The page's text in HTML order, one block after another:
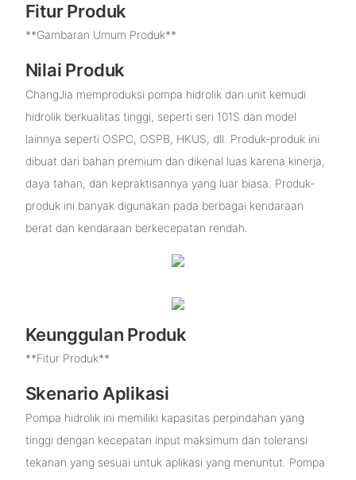
Fitur Produk
**Gambaran Umum Produk**
Nilai Produk
ChangJia memproduksi pompa hidrolik dan unit kemudi
hidrolik berkualitas tinggi, seperti seri 101S dan model
lainnya seperti OSPC, OSPB, HKUS, dll. Produk-produk ini
dibuat dari bahan premium dan dikenal luas karena kinerja,
daya tahan, dan kepraktisannya yang luar biasa. Produk-
produk ini banyak digunakan pada berbagai kendaraan
berat dan kendaraan berkecepatan rendah.
Keunggulan Produk
**Fitur Produk**
Skenario Aplikasi
Pompa hidrolik ini memiliki kapasitas perpindahan yang
tinggi dengan kecepatan input maksimum dan toleransi
tekanan yang sesuai untuk aplikasi yang menuntut. Pompa